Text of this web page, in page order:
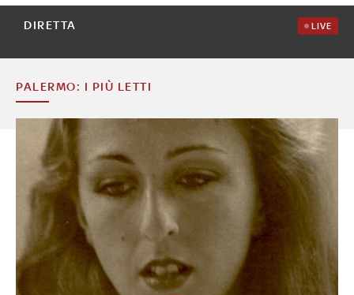
DIRETTA LIVE
PALERMO: I PIÙ LETTI